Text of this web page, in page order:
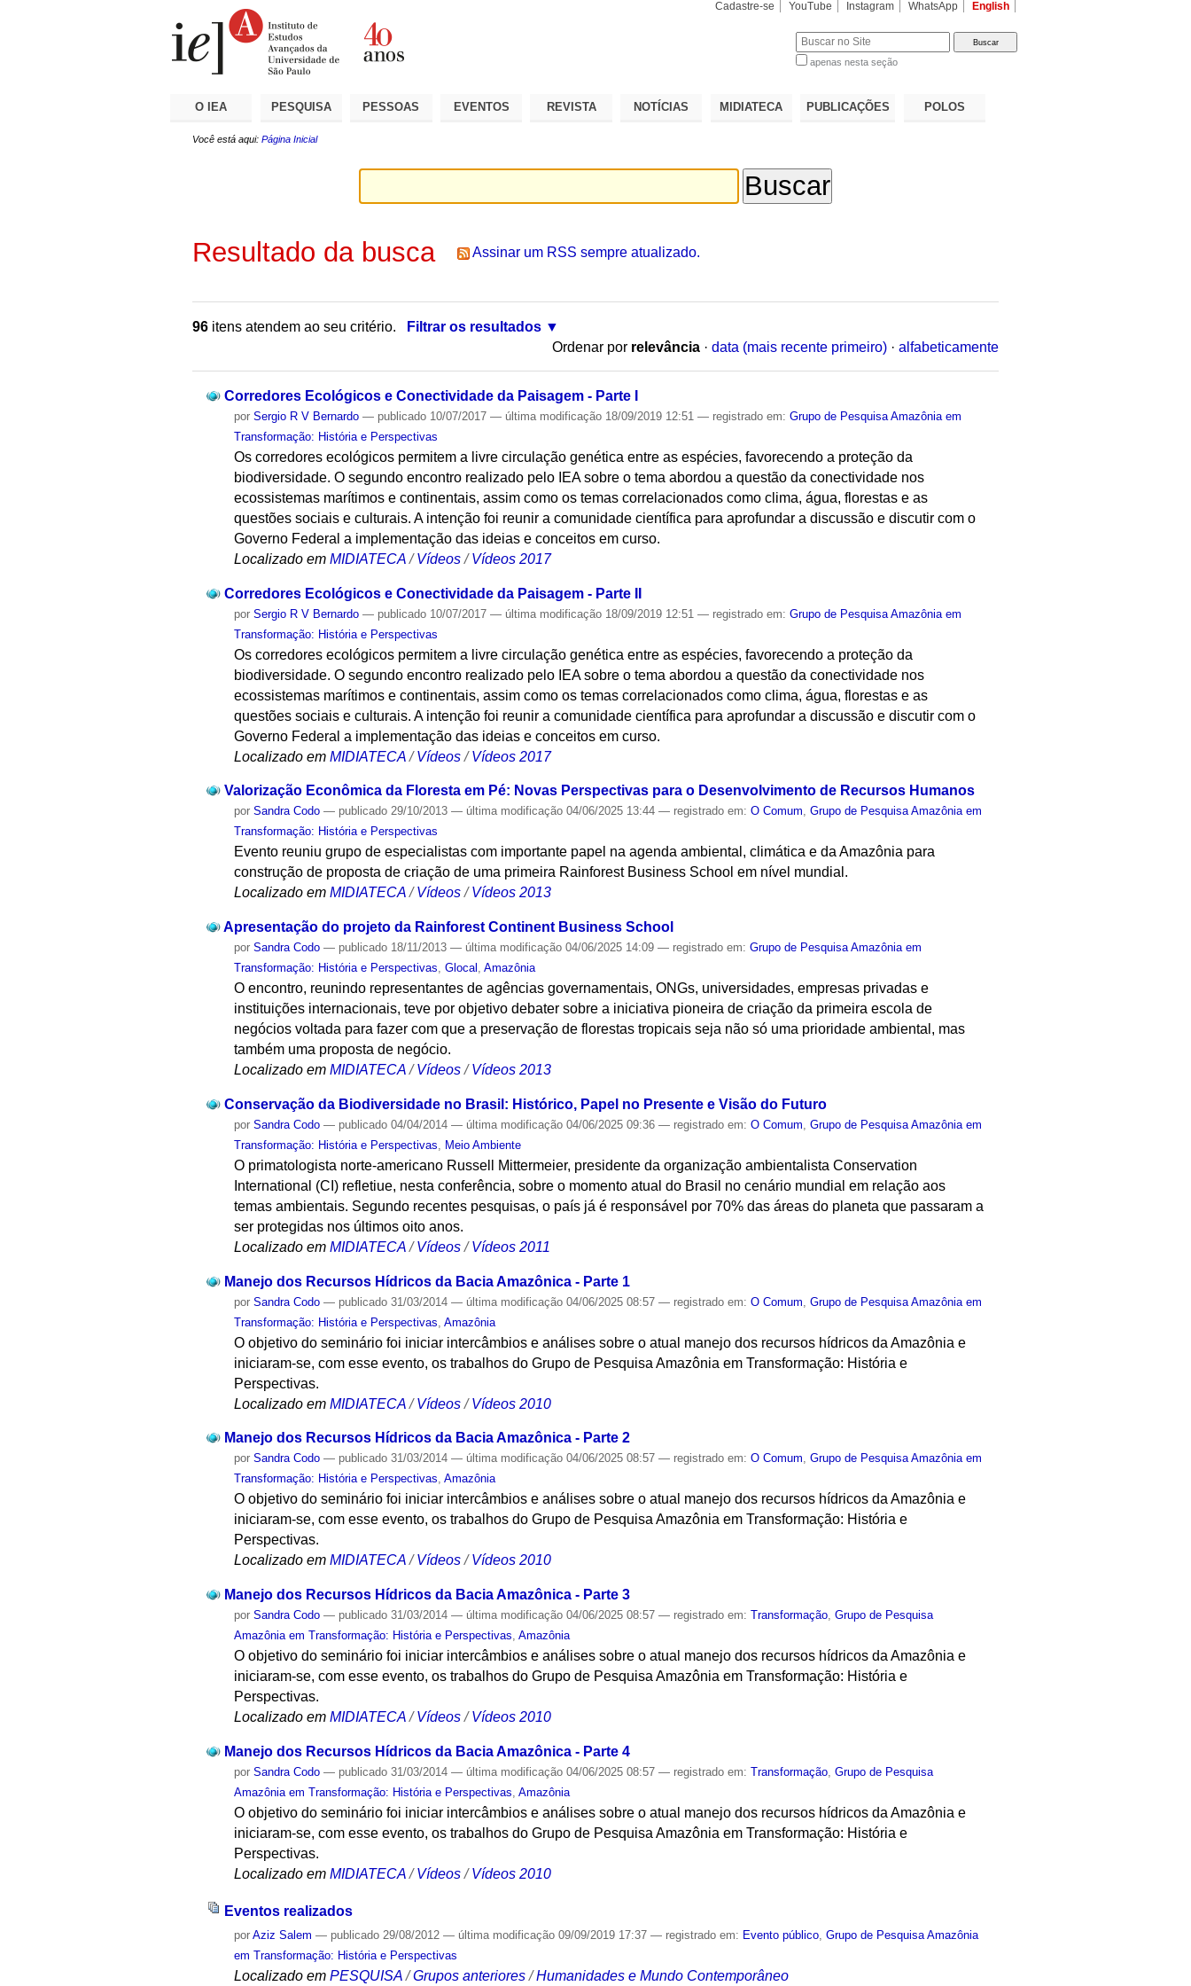
Cadastre-se YouTube Instagram WhatsApp English
apenas nesta seção
O IEA PESQUISA PESSOAS EVENTOS REVISTA NOTÍCIAS MIDIATECA PUBLICAÇÕES POLOS
Você está aqui: Página Inicial
Resultado da busca Assinar um RSS sempre atualizado.
96 itens atendem ao seu critério.
Filtrar os resultados
Ordenar por relevância · data (mais recente primeiro) · alfabeticamente
Corredores Ecológicos e Conectividade da Paisagem - Parte I
porSergio R V Bernardo — publicado 10/07/2017— última modificação 18/09/2019 12:51— registrado em:Grupo de Pesquisa Amazônia em
Transformação: História e Perspectivas
Os corredores ecológicos permitem a livre circulação genética entre as espécies, favorecendo a proteção da
biodiversidade. O segundo encontro realizado pelo IEA sobre o tema abordou a questão da conectividade nos
ecossistemas marítimos e continentais, assim como os temas correlacionados como clima, água, florestas e as
questões sociais e culturais. A intenção foi reunir a comunidade científica para aprofundar a discussão e discutir com o
Governo Federal a implementação das ideias e conceitos em curso.
Localizado em MIDIATECA /Vídeos /Vídeos 2017
Corredores Ecológicos e Conectividade da Paisagem - Parte II
porSergio R V Bernardo — publicado 10/07/2017— última modificação 18/09/2019 12:51— registrado em:Grupo de Pesquisa Amazônia em
Transformação: História e Perspectivas
Os corredores ecológicos permitem a livre circulação genética entre as espécies, favorecendo a proteção da
biodiversidade. O segundo encontro realizado pelo IEA sobre o tema abordou a questão da conectividade nos
ecossistemas marítimos e continentais, assim como os temas correlacionados como clima, água, florestas e as
questões sociais e culturais. A intenção foi reunir a comunidade científica para aprofundar a discussão e discutir com o
Governo Federal a implementação das ideias e conceitos em curso.
Localizado em MIDIATECA /Vídeos /Vídeos 2017
Valorização Econômica da Floresta em Pé: Novas Perspectivas para o Desenvolvimento de Recursos Humanos
porSandra Codo — publicado 29/10/2013— última modificação 04/06/2025 13:44— registrado em:O Comum,Grupo de Pesquisa Amazônia em
Transformação: História e Perspectivas
Evento reuniu grupo de especialistas com importante papel na agenda ambiental, climática e da Amazônia para
construção de proposta de criação de uma primeira Rainforest Business School em nível mundial.
Localizado em MIDIATECA /Vídeos /Vídeos 2013
Apresentação do projeto da Rainforest Continent Business School
porSandra Codo — publicado 18/11/2013— última modificação 04/06/2025 14:09— registrado em:Grupo de Pesquisa Amazônia em
Transformação: História e Perspectivas,Glocal ,Amazônia
O encontro, reunindo representantes de agências governamentais, ONGs, universidades, empresas privadas e
instituições internacionais, teve por objetivo debater sobre a iniciativa pioneira de criação da primeira escola de
negócios voltada para fazer com que a preservação de florestas tropicais seja não só uma prioridade ambiental, mas
também uma proposta de negócio.
Localizado em MIDIATECA /Vídeos /Vídeos 2013
Conservação da Biodiversidade no Brasil: Histórico, Papel no Presente e Visão do Futuro
porSandra Codo — publicado 04/04/2014— última modificação 04/06/2025 09:36— registrado em:O Comum ,Grupo de Pesquisa Amazônia em
Transformação: História e Perspectivas
Meio Ambiente
O primatologista norte-americano Russell Mittermeier, presidente da organização ambientalista Conservation
International (CI) refletiue, nesta conferência, sobre o momento atual do Brasil no cenário mundial em relação aos
temas ambientais. Segundo recentes pesquisas, o país já é responsável por 70% das áreas do planeta que passaram a
ser protegidas nos últimos oito anos.
Localizado em MIDIATECA /Vídeos /Vídeos 2011
Manejo dos Recursos Hídricos da Bacia Amazônica - Parte 1
porSandra Codo — publicado 31/03/2014— última modificação 04/06/2025 08:57— registrado em:O Comum ,Grupo de Pesquisa Amazônia em
Transformação: História e Perspectivas ,Amazônia
O objetivo do seminário foi iniciar intercâmbios e análises sobre o atual manejo dos recursos hídricos da Amazônia e
iniciaram-se, com esse evento, os trabalhos do Grupo de Pesquisa Amazônia em Transformação: História e
Perspectivas.
Localizado em MIDIATECA /Vídeos /Vídeos 2010
Manejo dos Recursos Hídricos da Bacia Amazônica - Parte 2
porSandra Codo — publicado 31/03/2014— última modificação 04/06/2025 08:57— registrado em:O Comum,Grupo de Pesquisa Amazônia em
Transformação: História e Perspectivas,Amazônia
O objetivo do seminário foi iniciar intercâmbios e análises sobre o atual manejo dos recursos hídricos da Amazônia e
iniciaram-se, com esse evento, os trabalhos do Grupo de Pesquisa Amazônia em Transformação: História e
Perspectivas.
Localizado em MIDIATECA /Vídeos /Vídeos 2010
Manejo dos Recursos Hídricos da Bacia Amazônica - Parte 3
porSandra Codo — publicado 31/03/2014— última modificação 04/06/2025 08:57— registrado em:Transformação ,Grupo de Pesquisa
Amazônia em Transformação: História e Perspectivas ,Amazônia
O objetivo do seminário foi iniciar intercâmbios e análises sobre o atual manejo dos recursos hídricos da Amazônia e
iniciaram-se, com esse evento, os trabalhos do Grupo de Pesquisa Amazônia em Transformação: História e
Perspectivas.
Localizado em MIDIATECA /Vídeos /Vídeos 2010
Manejo dos Recursos Hídricos da Bacia Amazônica - Parte 4
porSandra Codo — publicado 31/03/2014— última modificação 04/06/2025 08:57— registrado em:Transformação ,Grupo de Pesquisa
Amazônia em Transformação: História e Perspectivas ,Amazônia
O objetivo do seminário foi iniciar intercâmbios e análises sobre o atual manejo dos recursos hídricos da Amazônia e
iniciaram-se, com esse evento, os trabalhos do Grupo de Pesquisa Amazônia em Transformação: História e
Perspectivas.
Localizado em MIDIATECA /Vídeos /Vídeos 2010
Eventos realizados
porAziz Salem — publicado 29/08/2012— última modificação 09/09/2019 17:37— registrado em: Evento público,Grupo de Pesquisa Amazônia
em Transformação: História e Perspectivas
Localizado em PESQUISA /Grupos anteriores /Humanidades e Mundo Contemporâneo